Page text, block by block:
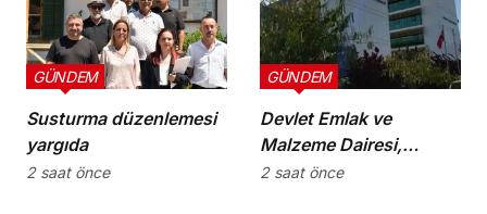
Susturma düzenlemesi
yargıda
GÜNDEM
2 saat önce
Devlet Emlak ve
Malzeme Dairesi,
kullanılmış eşya ve
GÜNDEM
2 saat önce